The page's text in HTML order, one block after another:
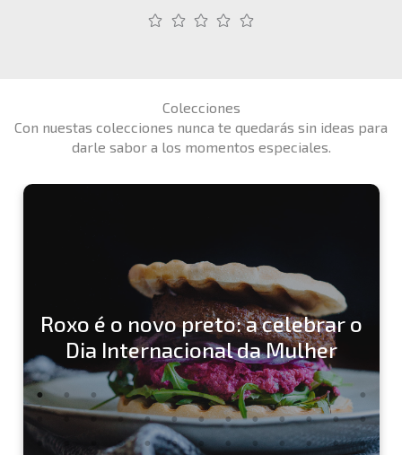
Colecciones
Con nuestas colecciones nunca te quedarás sin ideas para
darle sabor a los momentos especiales.
Roxo é o novo preto: a celebrar o
Dia Internacional da Mulher